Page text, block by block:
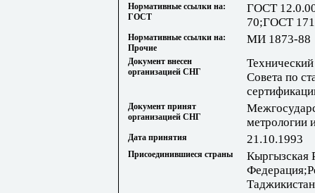
Нормативные ссылки на:
ГОСТ
ГОСТ
70;ГОСТ
Нормативные ссылки на:
Прочие
МИ 1873-88
Документ внесен
организацией СНГ
Совета по
Документ принят
организацией СНГ
метрологии
Дата принятия 21.10.1993
Присоединившиеся страны
Кыргызская